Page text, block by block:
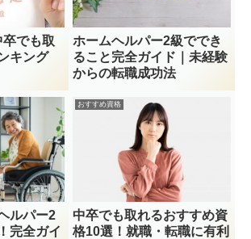
卒でも取
キング
ホームヘルパー2級ででき
ること完全ガイド｜未経験
からの転職成功法
ルパー2
完全ガイ
おすすめ資格
中卒でも取れるおすすめ資
格10選！就職・転職に有利